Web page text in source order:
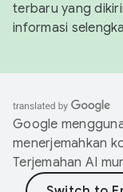
terbaru yang
informasi
Google
menerjemahkan
Terjemahan AI